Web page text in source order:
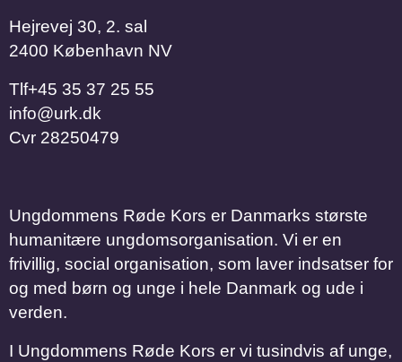
Hejrevej 30, 2. sal
2400 København NV
Tlf​​​​​​​+45 35 37 25 55
info@urk.dk
Cvr 28250479
Ungdommens Røde Kors er Danmarks største
humanitære ungdomsorganisation. Vi er en
frivillig, social organisation, som laver indsatser for
og med børn og unge i hele Danmark og ude i
verden.
I Ungdommens Røde Kors er vi tusindvis af unge,